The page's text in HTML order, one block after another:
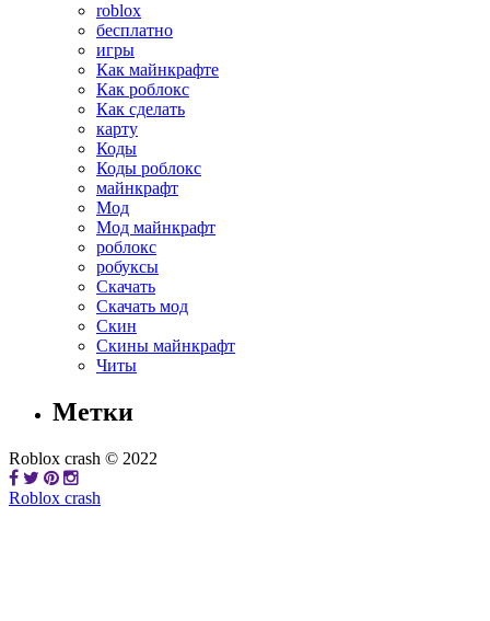
roblox
бесплатно
игры
Как майнкрафте
Как роблокс
Как сделать
карту
Коды
Коды роблокс
майнкрафт
Мод
Мод майнкрафт
роблокс
робуксы
Скачать
Скачать мод
Скин
Скины майнкрафт
Читы
Метки
Roblox crash © 2022
Roblox crash